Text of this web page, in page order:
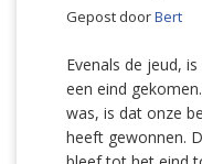
Gepost doorBert
Evenals de jeud,
een eind
was, is dat onze
heeft gewonnen.